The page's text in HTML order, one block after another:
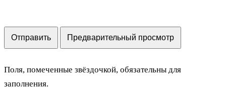
Поля, помеченные звёздочкой, обязательны для
заполнения.